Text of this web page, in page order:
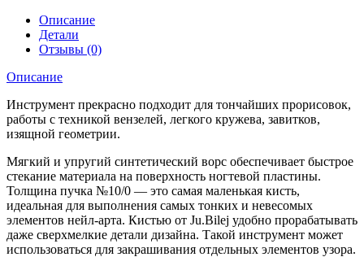
Описание
Детали
Отзывы (0)
Описание
Инструмент прекрасно подходит для тончайших прорисовок,
работы с техникой вензелей, легкого кружева, завитков,
изящной геометрии.
Мягкий и упругий синтетический ворс обеспечивает быстрое
стекание материала на поверхность ногтевой пластины.
Толщина пучка №10/0 — это самая маленькая кисть,
идеальная для выполнения самых тонких и невесомых
элементов нейл-арта. Кистью от Ju.Bilej удобно прорабатывать
даже сверхмелкие детали дизайна. Такой инструмент может
использоваться для закрашивания отдельных элементов узора.